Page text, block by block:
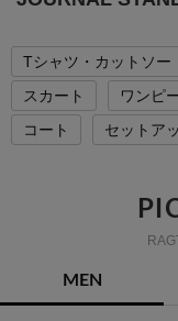
Tシャツ・カットソー
スカート
ワンピ
コート
セットア
MEN